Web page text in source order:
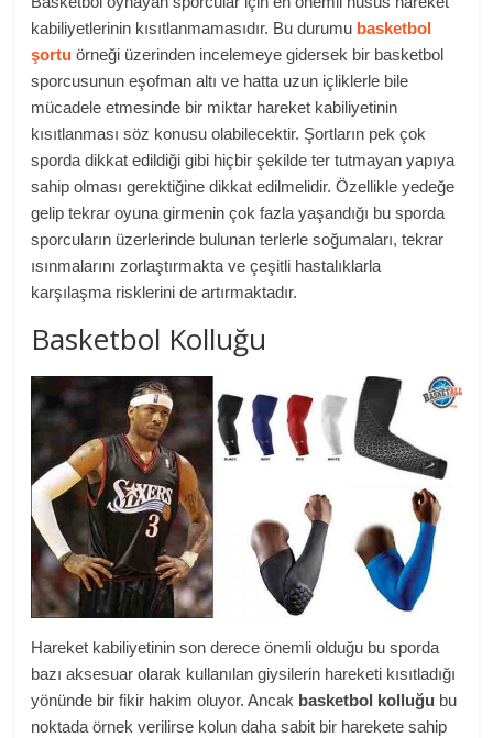
kabiliyetlerinin kısıtlanmamasıdır. Bu durumu basketbol
şortuörneği üzerinden incelemeye gidersek bir basketbol
sporcusunun eşofman altı ve hatta uzun içliklerle bile
mücadele etmesinde bir miktar hareket kabiliyetinin
kısıtlanması söz konusu olabilecektir. Şortların pek çok
sporda dikkat edildiği gibi hiçbir şekilde ter tutmayan yapıya
sahip olması gerektiğine dikkat edilmelidir. Özellikle yedeğe
gelip tekrar oyuna girmenin çok fazla yaşandığı bu sporda
sporcuların üzerlerinde bulunan terlerle soğumaları, tekrar
ısınmalarını zorlaştırmakta ve çeşitli hastalıklarla
karşılaşma risklerini de artırmaktadır.
Basketbol Kolluğu
Hareket kabiliyetinin son derece önemli olduğu bu sporda
bazı aksesuar olarak kullanılan giysilerin hareketi kısıtladığı
yönünde bir fikir hakim oluyor. Ancak basketbol kolluğu bu
noktada örnek verilirse kolun daha sabit bir harekete sahip